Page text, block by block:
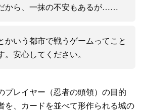
から、一抹の不安もあるが……
かいう都市で戦うゲームってこと
。安心してください。
プレイヤー（忍者の頭領）の目的
を、カードを並べて形作られる城の